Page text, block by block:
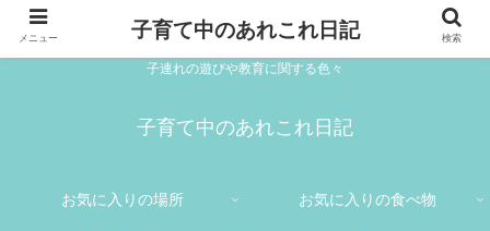
子連れの遊びや教育に関する色々
子育て中のあれこれ日記
お気に入りの場所 お気に入りの食べ物
メニュー 子育て中のあれこれ日記 検索